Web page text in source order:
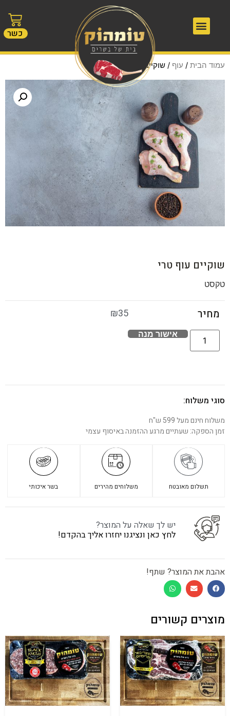
כשר
עמוד הבית / עוף / שוקיים עוף טרי
שוקיים עוף טרי
טקסט
מחיר ₪35
אישור מנה
סוגי משלוח:
משלוח חינם מעל 599 ש"ח
זמן הספקה: שעתיים מרגע ההזמנה באיסוף עצמי
תשלום מאובטח משלוחים מהירים בשר איכותי
יש לך שאלה על המוצר?
לחץ כאן ונציגנו יחזרו אליך בהקדם!
אהבת את המוצר? שתף!
מוצרים קשורים